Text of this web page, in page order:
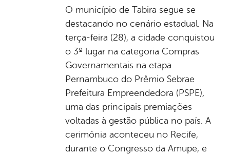
O município de Tabira segue se
destacando no cenário estadual. Na
terça-feira (28), a cidade conquistou
o 3º lugar na categoria Compras
Governamentais na etapa
Pernambuco do Prêmio Sebrae
Prefeitura Empreendedora (PSPE),
uma das principais premiações
voltadas à gestão pública no país. A
cerimônia aconteceu no Recife,
durante o Congresso da Amupe, e